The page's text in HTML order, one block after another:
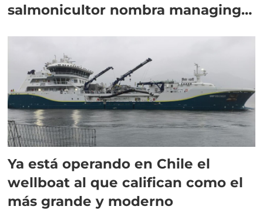
salmonicultor nombra managing
Ya está operando en Chile el
wellboat al que califican como el
más grande y moderno